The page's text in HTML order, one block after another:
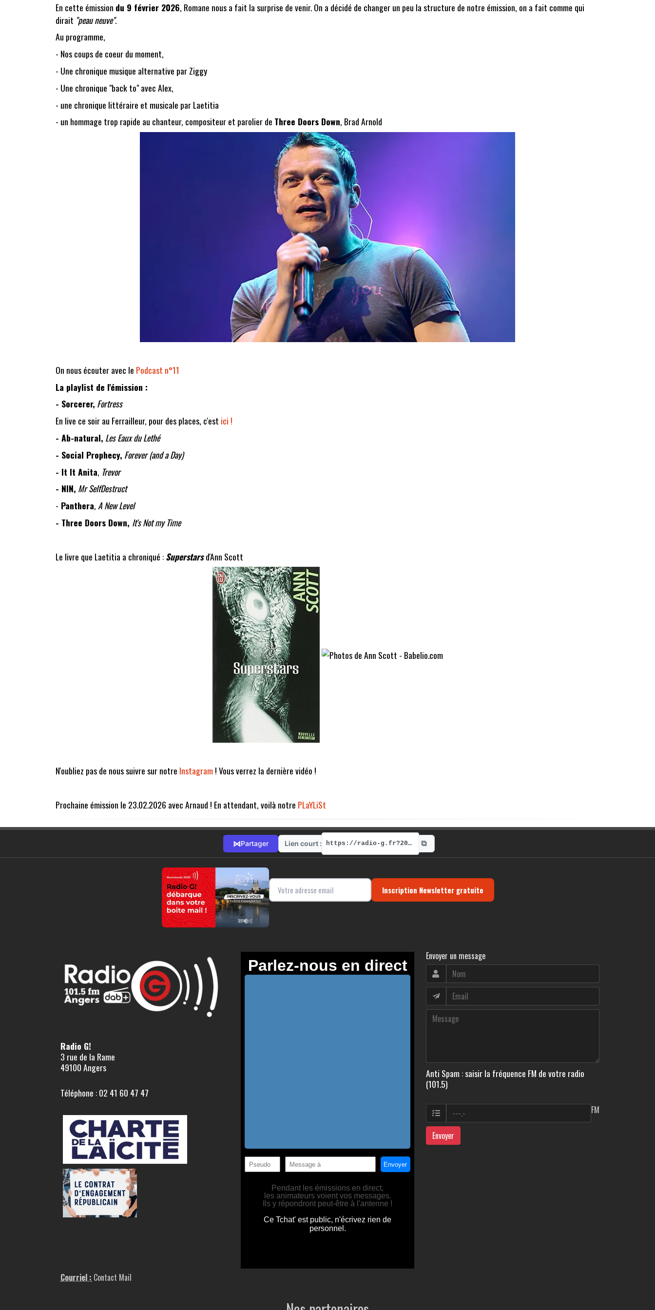
En cette émission du 9 février 2026, Romane nous a fait la surprise de venir. On a décidé de changer un peu la structure de notre émission, on a fait comme qui
dirait "peau neuve".
Au programme,
- Nos coups de coeur du moment,
- Une chronique musique alternative par Ziggy
- Une chronique "back to" avec Alex,
- une chronique littéraire et musicale par Laetitia
- un hommage trop rapide au chanteur, compositeur et parolier de Three Doors Down, Brad Arnold
On nous écouter avec le Podcast n°11
La playlist de l'émission :
- Sorcerer, Fortress
En live ce soir au Ferrailleur, pour des places, c'est ici !
- Ab-natural, Les Eaux du Lethé
- Social Prophecy, Forever (and a Day)
- It It Anita, Trevor
- NIN, Mr SelfDestruct
- Panthera, A New Level
- Three Doors Down, It's Not my Time
Le livre que Laetitia a chroniqué :Superstarsd'Ann Scott
N'oubliez pas de nous suivre sur notre Instagram! Vous verrez la dernière vidéo !
Prochaine émission le 23.02.2026 avec Arnaud ! En attendant, voilà notre PLaYLiSt
⋈Partager Lien court : https://radio-g.fr?20719 ⧉
Inscription Newsletter gratuite
Radio G!
3 rue de la Rame
49100 Angers
Téléphone : 02 41 60 47 47
Courriel : Contact Mail
Envoyer un message
Anti Spam : saisir la fréquence FM de votre radio
(101.5)
FM
Envoyer